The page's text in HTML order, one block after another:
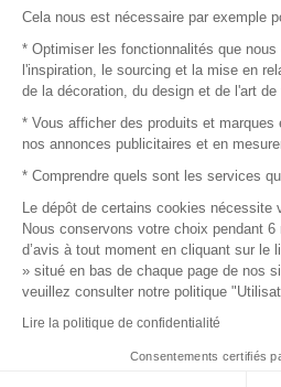
© 2016 –
Mentions
Conditions
Piano
Cela nous est nécessaire par exemple
* Optimiser les fonctionnalités que
l'inspiration, le sourcing et la mise en
de la décoration, du design et de l'art de
* Vous afficher des produits et
nos annonces publicitaires et en
* Comprendre quels sont les services
Le dépôt de certains cookies nécessite
Nous conservons votre choix pendant
d’avis à tout moment en cliquant sur le
» situé en bas de chaque page de nos
veuillez consulter notre politique
Lire la politique de confidentialité
Consentements certifiés